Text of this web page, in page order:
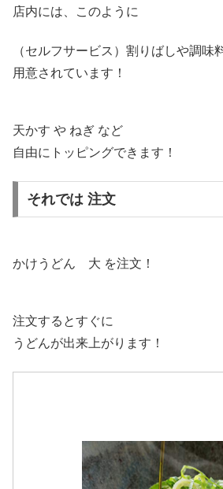
店内には、このように
（セルフサービス）割りばしや調味
用意されています！
天かす や ねぎ など
自由にトッピングできます！
それでは 注文
かけうどん 大 を注文！
注文するとすぐに
うどんが出来上がります！